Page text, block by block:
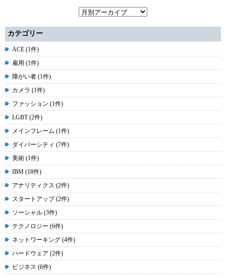
カテゴリー
ACE (1件)
雇用 (1件)
障がい者 (1件)
カメラ (1件)
ファッション (1件)
LGBT (2件)
メインフレーム (1件)
ダイバーシティ (7件)
美術 (1件)
IBM (18件)
アナリティクス (2件)
スタートアップ (2件)
ソーシャル (3件)
テクノロジー (6件)
ネットワーキング (4件)
ハードウェア (2件)
ビジネス (6件)